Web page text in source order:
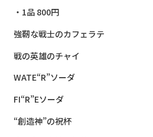
・1品 800円
強靭な戦士のカフェラテ
戦の英雄のチャイ
WATE“R”ソーダ
FI“R”Eソーダ
“創造神”の祝杯